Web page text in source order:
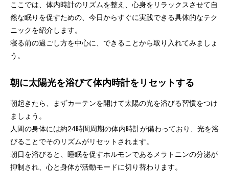
ここでは、体内時計のリズムを整え、心身をリラックスさせて自
然な眠りを促すための、今日からすぐに実践できる具体的なテク
ニックを紹介します。
寝る前の過ごし方を中心に、できることから取り入れてみましょ
う。
朝に太陽光を浴びて体内時計をリセットする
朝起きたら、まずカーテンを開けて太陽の光を浴びる習慣をつけ
ましょう。
人間の身体には約24時間周期の体内時計が備わっており、光を浴
びることでそのリズムがリセットされます。
朝日を浴びると、睡眠を促すホルモンであるメラトニンの分泌が
抑制され、心と身体が活動モードに切り替わります。